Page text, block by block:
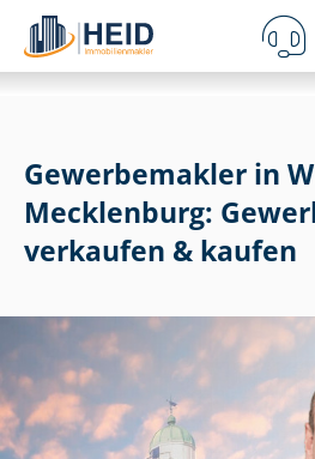
Gewerbemakler in
Mecklenburg:
verkaufen & kaufen